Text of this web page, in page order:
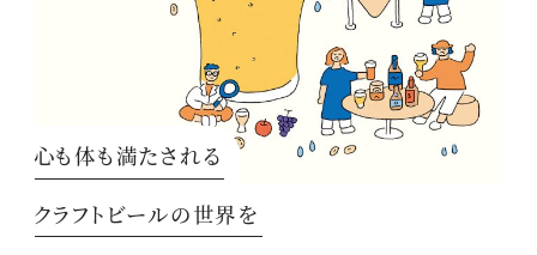
心も体も満たされる
クラフトビールの世界を